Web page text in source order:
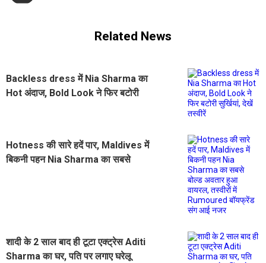
Related News
Backless dress में Nia Sharma का
Hot अंदाज, Bold Look ने फिर बटोरी
Hotness की सारे हदें पार, Maldives में
बिकनी पहन Nia Sharma का सबसे
शादी के 2 साल बाद ही टूटा एक्ट्रेस Aditi
Sharma का घर, पति पर लगाए घरेलू